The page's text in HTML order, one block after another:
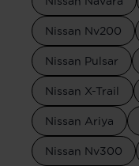
Nissan Nv200
Nissan Pulsar
Nissan X-Trail
Nissan Ariya
Nissan Nv300